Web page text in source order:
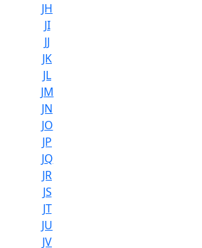
JH
JI
JJ
JK
JL
JM
JN
JO
JP
JQ
JR
JS
JT
JU
JV